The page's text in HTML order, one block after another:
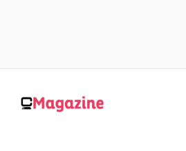
contenuto